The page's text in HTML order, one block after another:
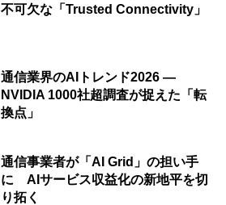
不可欠な「Trusted Connectivity」
通信業界のAIトレンド2026 ―
NVIDIA 1000社超調査が捉えた「転
換点」
通信事業者が「AI Grid」の担い手
に AIサービス収益化の新地平を切
り拓く